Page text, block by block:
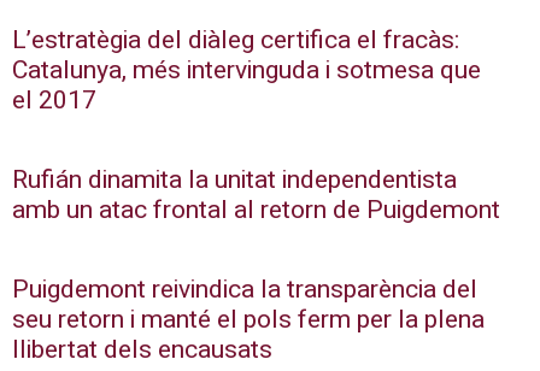
L’estratègia del diàleg certifica el fracàs:
Catalunya, més intervinguda i sotmesa que
el 2017
Rufián dinamita la unitat independentista
amb un atac frontal al retorn de Puigdemont
Puigdemont reivindica la transparència del
seu retorn i manté el pols ferm per la plena
llibertat dels encausats